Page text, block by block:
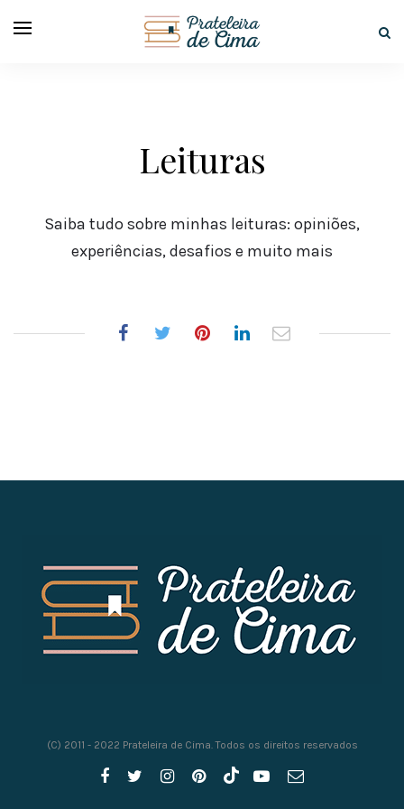
Leituras
Saiba tudo sobre minhas leituras: opiniões,
experiências, desafios e muito mais
(C) 2011 - 2022 Prateleira de Cima. Todos os direitos reservados